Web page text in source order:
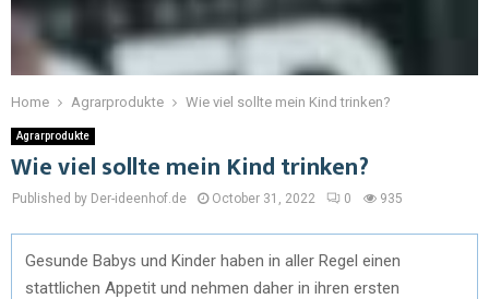
Home Agrarprodukte Wie viel sollte mein Kind trinken?
Agrarprodukte
Wie viel sollte mein Kind trinken?
Published by Der-ideenhof.de October 31, 2022 0 935
Gesunde Babys und Kinder haben in aller Regel einen
stattlichen Appetit und nehmen daher in ihren ersten